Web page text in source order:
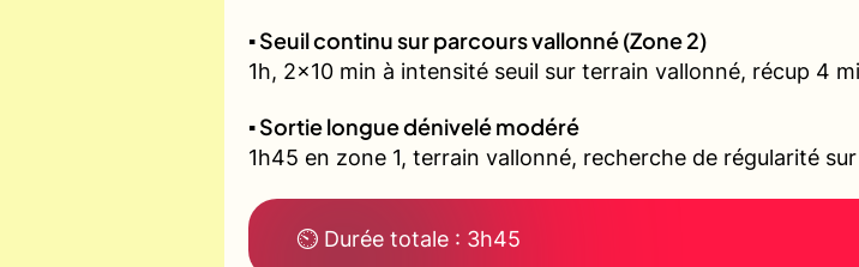
▪️ Seuil continu sur parcours vallonné (Zone 2)
1h, 2x10 min à intensité seuil sur terrain vallonné, récup 4
▪️ Sortie longue dénivelé modéré
1h45 en zone 1, terrain vallonné, recherche de régularité
⏲ Durée totale : 3h45